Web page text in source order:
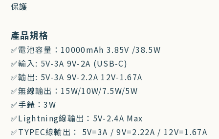
保護
產品規格
✅電池容量：10000mAh 3.85V /38.5W
✅輸入: 5V-3A 9V-2A (USB-C)
✅輸出: 5V-3A 9V-2.2A 12V-1.67A
✅無線輸出：15W/10W/7.5W/5W
✅手錶：3W
✅Lightning線輸出：5V-2.4A Max
✅TYPEC線輸出： 5V=3A / 9V=2.22A / 12V=1.67A